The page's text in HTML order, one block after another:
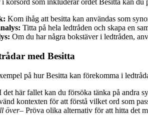
korsord som inkluderar ordet Besitta kan du
Kom ihåg att besitta kan användas som
Titta på hela ledtråden och skapa en
Om du har några bokstäver i ledtråden,
med Besitta
på hur Besitta kan förekomma i
det här fallet kan du försöka tänka på andra
kontexten för att förstå vilket ord som
över– Pröva olika alternativ för att hitta det